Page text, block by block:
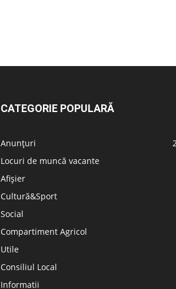
CATEGORIE POPULARĂ
Anunțuri
Locuri de muncă vacante
Afișier
Cultură&Sport
Social
Compartiment Agricol
Utile
Consiliul Local
Informatii